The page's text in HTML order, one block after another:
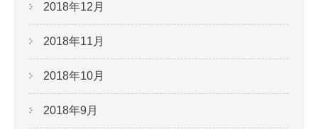
2018年12月
2018年11月
2018年10月
2018年9月